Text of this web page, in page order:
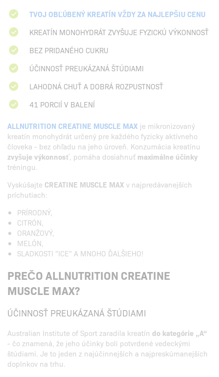
TVOJ OBĽÚBENÝ KREATÍN VŽDY ZA NAJLEPŠIU CENU
KREATÍN MONOHYDRÁT ZVYŠUJE FYZICKÚ VÝKONNOSŤ
BEZ PRIDANÉHO CUKRU
ÚČINNOSŤ PREUKÁZANÁ ŠTÚDIAMI
LAHODNÁ CHUŤ A DOBRÁ ROZPUSTNOSŤ
41 PORCIÍ V BALENÍ
ALLNUTRITION CREATINE MUSCLE MAX je mikronizovaný
kreatín monohydrát určený pre každého fyzicky aktívneho
človeka - bez ohľadu na jeho úroveň. Konzumácia kreatínu
zvyšuje výkonnosť , pomáha dosiahnuť maximálne účinky
tréningu.
Vyskúšajte CREATINE MUSCLE MAX v najpredávanejších
príchutiach:
PRÍRODNÝ,
CITRÓN,
ORANŽOVÝ,
MELÓN,
SLADKOSTI "ICE" A MNOHO ĎALŠIEHO!
PREČO ALLNUTRITION CREATINE
MUSCLE MAX?
ÚČINNOSŤ PREUKÁZANÁ ŠTÚDIAMI
Australian Institute of Sport zaradila kreatín do kategórie „A“
- čo znamená, že jeho účinky boli potvrdené vedeckými
štúdiami. Je to jeden z najúčinnejších a najpreskúmanejších
doplnkov na trhu.